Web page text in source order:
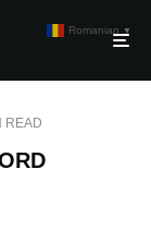
READ
Romanian ▼